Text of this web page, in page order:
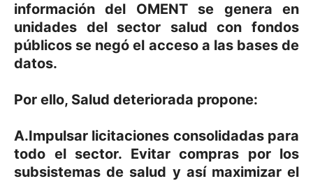
información del OMENT se genera en
unidades del sector salud con fondos
públicos se negó el acceso a las bases de
datos.
Por ello, Salud deteriorada propone:
A.Impulsar licitaciones consolidadas para
todo el sector. Evitar compras por los
subsistemas de salud y así maximizar el